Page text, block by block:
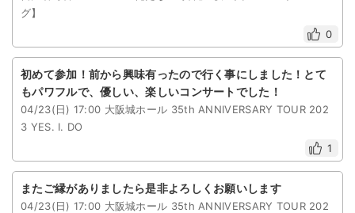
グ】
0
初めて参加！前から興味有ったので行く事にしました！とて
もパワフルで、優しい、楽しいコンサートでした！
04/23(日) 17:00 大阪城ホール 35th ANNIVERSARY TOUR 202
3 YES. I. DO
1
またご縁がありましたら是非よろしくお願いします
04/23(日) 17:00 大阪城ホール 35th ANNIVERSARY TOUR 202